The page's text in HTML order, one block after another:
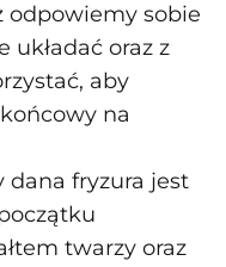
odpowiemy sobie
układać oraz z
aby
na
dana fryzura jest
twarzy oraz